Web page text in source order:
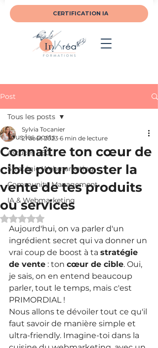
CERTIFICATION IA
Post
Tous les posts
Astuces SEO
Stratégie Webmarketing
Community Management
IA & Webmarketing
Tous les posts
Connaître ton cœur de
cible pour booster la
vente de tes produits
ou services
Sylvia Tocanier
21 août 2023 6 min de lecture
Noté NaN étoiles sur 5.
Aujourd'hui, on va parler d'un
ingrédient secret qui va donner un
vrai coup de boost à ta stratégie
de vente : ton cœur de cible. Oui,
je sais, on en entend beaucoup
parler, tout le temps, mais c'est
PRIMORDIAL !
Nous allons te dévoiler tout ce qu'il
faut savoir de manière simple et
ultra-friendly. Imagine-toi dans la